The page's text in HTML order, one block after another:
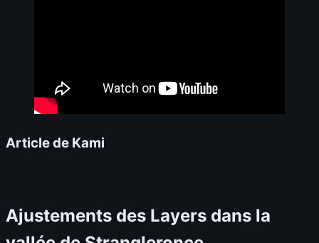
Article de Kami
Ajustements des Layers dans la